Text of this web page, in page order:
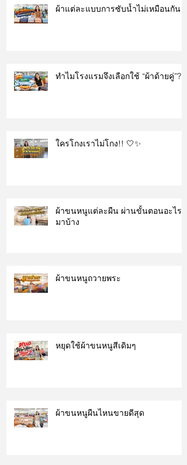
ผ้าแต่ละแบบการซับน้ำไม่เหมือนกัน
ทำไมโรงแรมจึงเลือกใช้ “ผ้าด้ายคู่”?
ใครโกงเราไม่โกง!! 🤍✨
ผ้าขนหนูแต่ละผืน ผ่านขั้นตอนอะไร
มาบ้าง
ผ้าขนหนูถวายพระ
หยุดใช้ผ้าขนหนูสีเดิมๆ
ผ้าขนหนูผืนไหนขายดีสุด